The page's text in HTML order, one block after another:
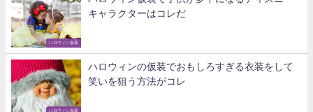
ハロウィン仮装
キャラクターはコレだ
ハロウィン仮装
ハロウィンの仮装でおもしろすぎる衣装をして
笑いを狙う方法がコレ